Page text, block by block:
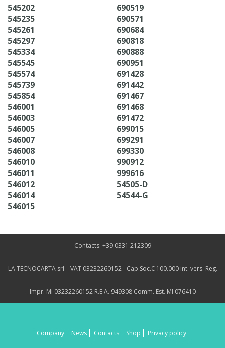
545202
545235
545261
545297
545334
545545
545574
545739
545854
546001
546003
546005
546007
546008
546010
546011
546012
546014
546015
690519
690571
690684
690818
690888
690951
691428
691442
691467
691468
691472
699015
699291
699330
990912
999616
54505-D
54544-G
Contacts: +39 0331 212309
LA TECNOCARTA srl – VAT 03232260152 - Cap.Soc.€ 100.000 int. vers. Reg.
Impr. Mi 03232260152 R.E.A. 949308 Comm. Est. MI 076410
Company News Contacts Shop Privacy policy